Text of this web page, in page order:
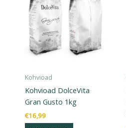
Kohvioad
Kohvioad DolceVita
Gran Gusto 1kg
€16,99